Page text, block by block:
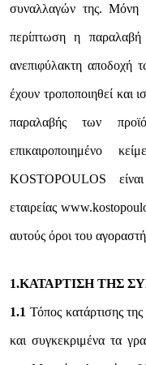
συναλλαγών της. Μόνη
περίπτωση η
ανεπιφύλακτη αποδοχή
έχουν τροποποιηθεί και
παραλαβής των
επικαιροποιημένο
KOSTOPOULOS
εταιρείας
αυτούς όροι του αγοραστή
1.ΚΑΤΑΡΤΙΣΗ ΤΗΣ
1.1 Τόπος κατάρτισης
και συγκεκριμένα τα